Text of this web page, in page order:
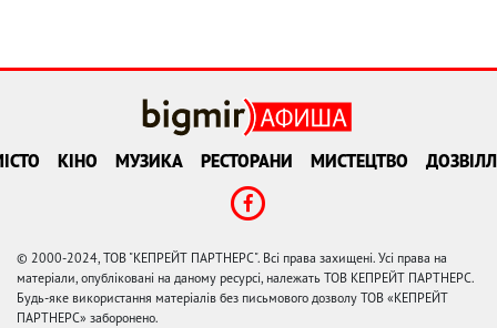
КІНО МУЗИКА РЕСТОРАНИ МИСТЕЦТВО
© 2000-2024, ТОВ "КЕПРЕЙТ ПАРТНЕРС". Всі права захищені. Усі права на
матеріали, опубліковані на даному ресурсі, належать ТОВ КЕПРЕЙТ ПАРТНЕРС.
Будь-яке використання матеріалів без письмового дозволу ТОВ «КЕПРЕЙТ
ПАРТНЕРС» заборонено.